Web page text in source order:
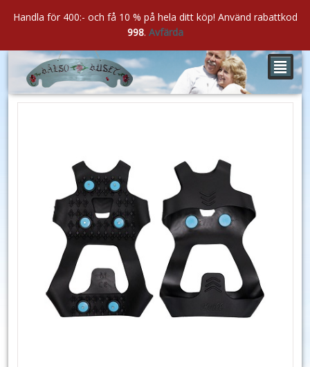
²
Handla för 400:- och få 10 % på hela ditt köp! Använd rabattkod
998. Avfärda